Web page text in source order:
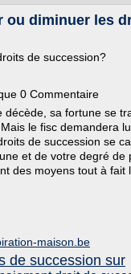
ou diminuer les
de succession?
0 Commentaire
décède, sa fortune se
le fisc demandera
de succession se
et de votre degré de
des moyens tout à fait
maison.be
de succession sur